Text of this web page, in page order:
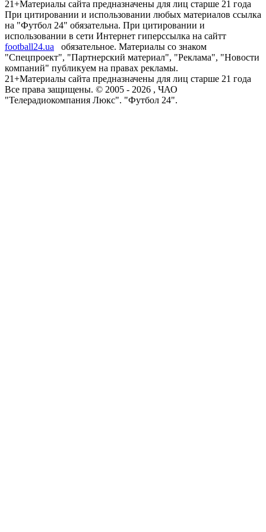
21+Материалы сайта предназначены для лиц старше 21 года
При цитировании и использовании любых материалов ссылка
на "Футбол 24" обязательна. При цитировании и
использовании в сети Интернет гиперссылка на сайтт
football24.ua
обязательное. Материалы со знаком
"Спецпроект", "Партнерский материал", "Реклама", "Новости
компаний" публикуем на правах рекламы.
21+Материалы сайта предназначены для лиц старше 21 года
Все права защищены. © 2005 - 2026 , ЧАО
"Телерадиокомпания Люкс". "Футбол 24".